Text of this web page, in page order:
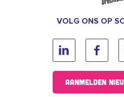
VOLG ONS OP
Aanmelden